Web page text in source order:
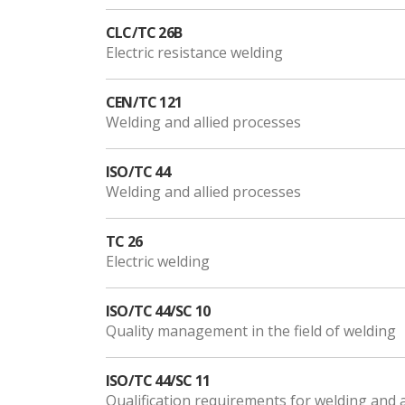
CLC/TC 26B
Electric resistance welding
CEN/TC 121
Welding and allied processes
ISO/TC 44
Welding and allied processes
TC 26
Electric welding
ISO/TC 44/SC 10
Quality management in the field of welding
ISO/TC 44/SC 11
Qualification requirements for welding and